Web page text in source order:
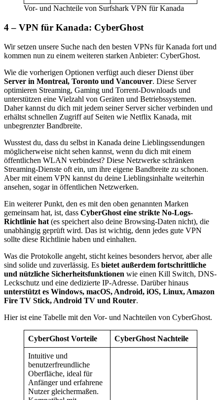
Vor- und Nachteile von Surfshark VPN für Kanada
4 – VPN für Kanada: CyberGhost
Wir setzen unsere Suche nach den besten VPNs für Kanada fort und
kommen nun zu einem weiteren starken Anbieter: CyberGhost.
Wie die vorherigen Optionen verfügt auch dieser Dienst über
Server in Montreal, Toronto und Vancouver. Diese Server
optimieren Streaming, Gaming und Torrent-Downloads und
unterstützen eine Vielzahl von Geräten und Betriebssystemen.
Daher kannst du dich mit jedem seiner Server sicher verbinden und
erhältst schnellen Zugriff auf Seiten wie Netflix Kanada, mit
unbegrenzter Bandbreite.
Wusstest du, dass du selbst in Kanada deine Lieblingssendungen
möglicherweise nicht sehen kannst, wenn du dich mit einem
öffentlichen WLAN verbindest? Diese Netzwerke schränken
Streaming-Dienste oft ein, um ihre eigene Bandbreite zu schonen.
Aber mit einem VPN kannst du deine Lieblingsinhalte weiterhin
ansehen, sogar in öffentlichen Netzwerken.
Ein weiterer Punkt, den es mit den oben genannten Marken
gemeinsam hat, ist, dass CyberGhost eine strikte No-Logs-
Richtlinie hat (es speichert also deine Browsing-Daten nicht), die
unabhängig geprüft wird. Das ist wichtig, denn jedes gute VPN
sollte diese Richtlinie haben und einhalten.
Was die Protokolle angeht, sticht keines besonders hervor, aber alle
sind solide und zuverlässig. Es bietet außerdem fortschrittliche
und nützliche Sicherheitsfunktionen wie einen Kill Switch, DNS-
Leckschutz und eine dedizierte IP-Adresse. Darüber hinaus
unterstützt es Windows, macOS, Android, iOS, Linux, Amazon
Fire TV Stick, Android TV und Router.
Hier ist eine Tabelle mit den Vor- und Nachteilen von CyberGhost.
CyberGhost Vorteile CyberGhost Nachteile
Intuitive und
benutzerfreundliche
Oberfläche, ideal für
Anfänger und erfahrene
Nutzer gleichermaßen.